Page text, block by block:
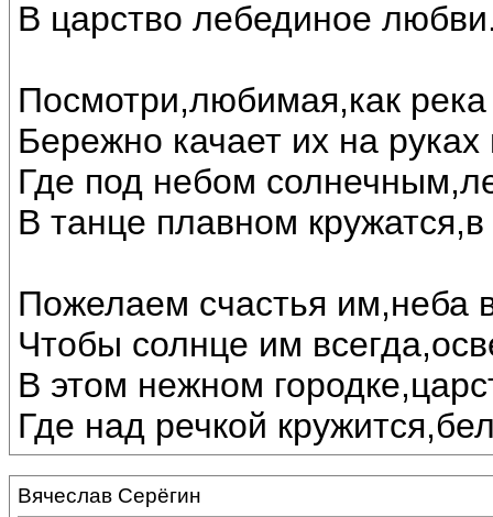
В царство лебединое
Посмотри,любимая,как река
Бережно качает их на
Где под небом
В танце плавном
Пожелаем счастья им,неба
Чтобы солнце им
В этом нежном
Где над речкой
Вячеслав Серёгин